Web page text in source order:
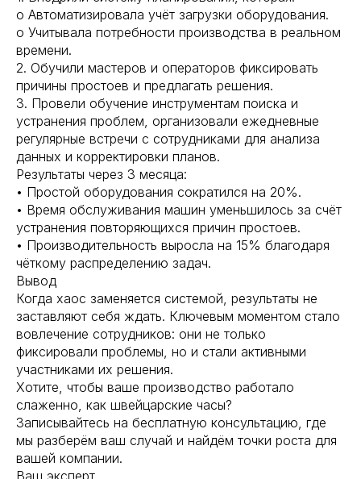
o Автоматизировала учёт загрузки оборудования.
o Учитывала потребности производства в реальном
времени.
2. Обучили мастеров и операторов фиксировать
причины простоев и предлагать решения.
3. Провели обучение инструментам поиска и
устранения проблем, организовали ежедневные
регулярные встречи с сотрудниками для анализа
данных и корректировки планов.
Результаты через 3 месяца:
• Простой оборудования сократился на 20%.
• Время обслуживания машин уменьшилось за счёт
устранения повторяющихся причин простоев.
• Производительность выросла на 15% благодаря
чёткому распределению задач.
Вывод
Когда хаос заменяется системой, результаты не
заставляют себя ждать. Ключевым моментом стало
вовлечение сотрудников: они не только
фиксировали проблемы, но и стали активными
участниками их решения.
Хотите, чтобы ваше производство работало
слаженно, как швейцарские часы?
Записывайтесь на бесплатную консультацию, где
мы разберём ваш случай и найдём точки роста для
вашей компании.